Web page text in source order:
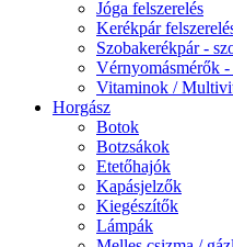
Jóga felszerelés
Kerékpár
Szobakerékpár -
Vérnyomásmérők
Vitaminok /
Horgász
Botok
Botzsákok
Etetőhajók
Kapásjelzők
Kiegészítők
Lámpák